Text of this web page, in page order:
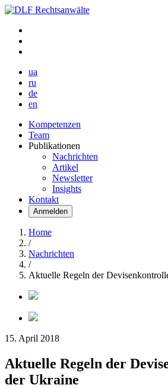
ua
ru
de
en
Kompetenzen
Team
Publikationen
Nachrichten
Artikel
Newsletter
Insights
Kontakt
Anmelden
Home
/
Nachrichten
/
Aktuelle Regeln der
15. April 2018
Aktuelle Regeln der
der Ukraine